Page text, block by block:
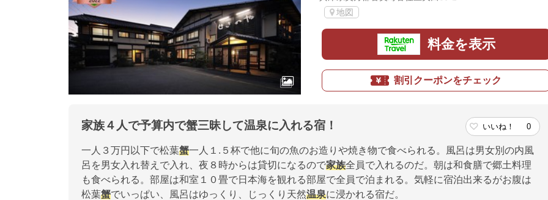
地図
料金を表示
割引クーポンをチェック
家族４人で予算内で蟹三昧して温泉に入れる宿！ いいね！ 0
一人３万円以下で松葉蟹一人１.５杯で他に旬の魚のお造りや焼き物で食べられる。風呂は男女別の内風
呂を男女入れ替えで入れ、夜８時からは貸切になるので家族全員で入れるのだ。朝は和食膳で郷土料理
も食べられる。部屋は和室１０畳で日本海を観れる部屋で全員で泊まれる。気軽に宿泊出来るがお腹は
松葉蟹でいっぱい、風呂はゆっくり、じっくり天然温泉に浸かれる宿だ。